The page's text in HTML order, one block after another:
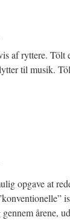
af ryttere.
til musik.
opgave at
årene,